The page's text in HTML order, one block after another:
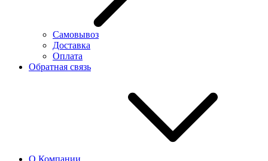
Самовывоз
Доставка
Оплата
Обратная связь
О Компании